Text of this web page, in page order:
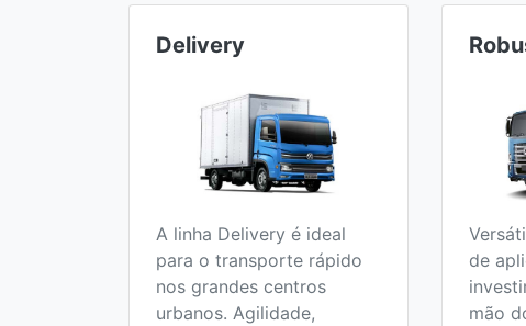
Delivery
A linha Delivery é ideal
para o transporte rápido
nos grandes centros
urbanos. Agilidade,
de
mão